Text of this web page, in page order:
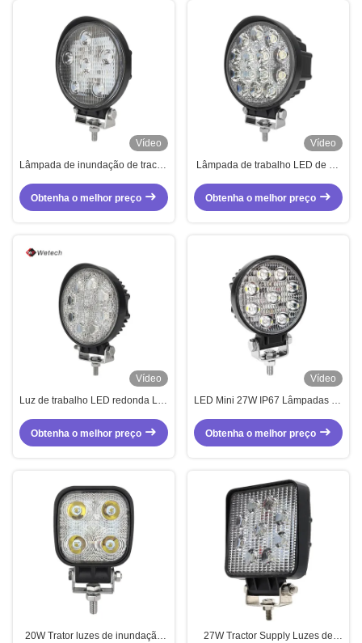
Vídeo
Lâmpada de inundação de tractor
18W
Obtenha o melhor preço
Vídeo
Lâmpada de trabalho LED de 42
Obtenha o melhor preço
Vídeo
Luz de trabalho LED redonda Luz
Com caixa de alumínio fundido
Obtenha o melhor preço
Vídeo
LED Mini 27W IP67 Lâmpadas de
redonda
Obtenha o melhor preço
20W Trator luzes de inundação
27W Tractor Supply Luzes de